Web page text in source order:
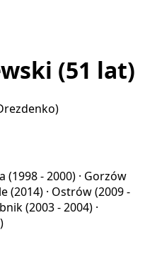
(51 lat)
(1998 - 2000) · Gorzów
(2014) · Ostrów(2009 -
(2003 - 2004) ·